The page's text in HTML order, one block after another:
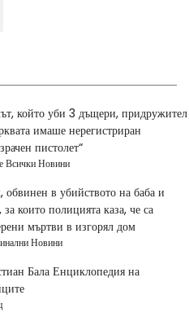
който уби 3 дъщери, придружител
имаше нерегистриран
пистолет“
Всички Новини
в убийството на баба и
за които полицията каза, че са
мъртви в изгорял дом
Новини
Бала Енциклопедия на